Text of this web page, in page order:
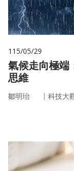
115/05/29
氣候走向極端
思維
鄒明珆 ｜ 科技大